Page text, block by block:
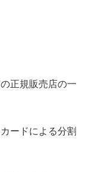
正規販売店の一
ードによる分割